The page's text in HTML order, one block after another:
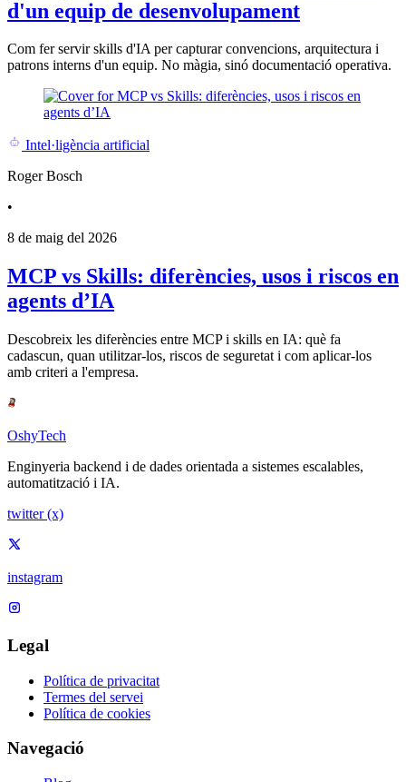
d'un equip de desenvolupament
Com fer servir skills d'IA per capturar convencions, arquitectura i
patrons interns d'un equip. No màgia, sinó documentació operativa.
Intel·ligència artificial
Roger Bosch
•
8 de maig del 2026
MCP vs Skills: diferències, usos i riscos en
agents d’IA
Descobreix les diferències entre MCP i skills en IA: què fa
cadascun, quan utilitzar-los, riscos de seguretat i com aplicar-los
amb criteri a l'empresa.
OshyTech
Enginyeria backend i de dades orientada a sistemes escalables,
automatització i IA.
twitter (x)
instagram
Legal
Política de privacitat
Termes del servei
Política de cookies
Navegació